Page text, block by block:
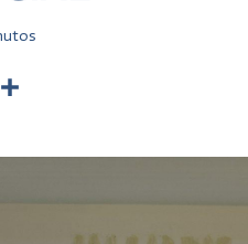
Email